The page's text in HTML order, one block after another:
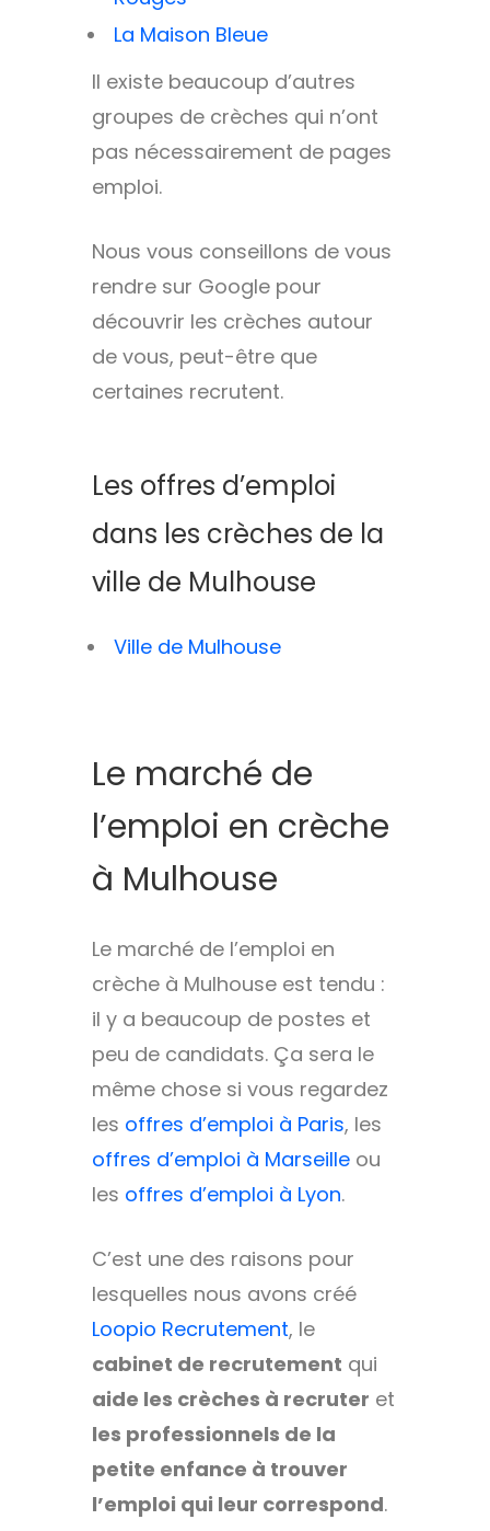
La Maison Bleue
Il existe beaucoup d’autres
groupes de crèches qui n’ont
pas nécessairement de pages
emploi.
Nous vous conseillons de vous
rendre sur Google pour
découvrir les crèches autour
de vous, peut-être que
certaines recrutent.
Les offres d’emploi
dans les crèches de la
ville de Mulhouse
Ville de Mulhouse
Le marché de
l’emploi en crèche
à Mulhouse
Le marché de l’emploi en
crèche à Mulhouse est tendu :
il y a beaucoup de postes et
peu de candidats. Ça sera le
même chose si vous regardez
les offres d’emploi à Paris, les
offres d’emploi à Marseille ou
les offres d’emploi à Lyon.
C’est une des raisons pour
lesquelles nous avons créé
Loopio Recrutement, le
cabinet de recrutement qui
aide les crèches à recruter et
les professionnels de la
petite enfance à trouver
l’emploi qui leur correspond.